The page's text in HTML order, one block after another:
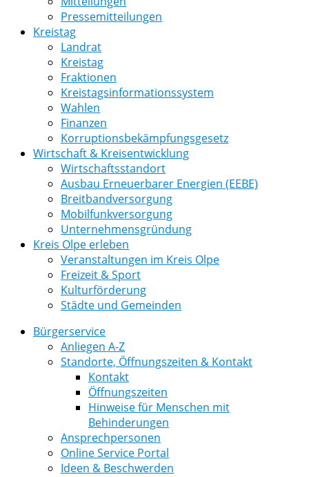
Pressemitteilungen
Kreistag
Landrat
Kreistag
Fraktionen
Kreistagsinformationssystem
Wahlen
Finanzen
Korruptionsbekämpfungsgesetz
Wirtschaft & Kreisentwicklung
Wirtschaftsstandort
Ausbau Erneuerbarer Energien (EEBE)
Breitbandversorgung
Mobilfunkversorgung
Unternehmensgründung
Kreis Olpe erleben
Veranstaltungen im Kreis Olpe
Freizeit & Sport
Kulturförderung
Städte und Gemeinden
Bürgerservice
Anliegen A-Z
Standorte, Öffnungszeiten & Kontakt
Kontakt
Öffnungszeiten
Hinweise für Menschen mit
Behinderungen
Ansprechpersonen
Online Service Portal
Ideen & Beschwerden